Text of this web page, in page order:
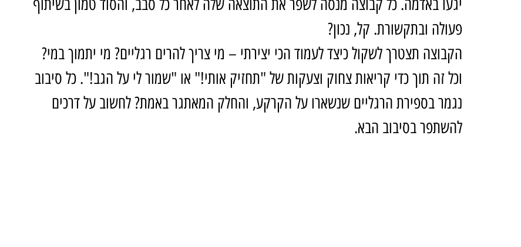
יגעו באדמה. כל קבוצה מנסה לשפר את התוצאה שלה לאחר כל סבב, והסוד טמון בשיתוף
פעולה ובתקשורת. קל, נכון?
הקבוצה תצטרך לשקול כיצד לעמוד הכי יצירתי – מי צריך להרים רגליים? מי יתמוך במי?
וכל זה תוך כדי קריאות צחוק וצעקות של "תחזיק אותי!" או "שמור לי על הגב!". כל סיבוב
נגמר בספירת הרגליים שנשארו על הקרקע, והחלק המאתגר באמת? לחשוב על דרכים
להשתפר בסיבוב הבא.